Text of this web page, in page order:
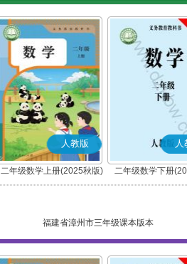
人教版
二年级数学上册(2025秋版)
人
二年级数学下册
福建省漳州市三年级课本版本